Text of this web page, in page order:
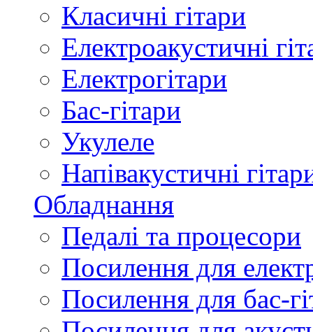
Класичні гітари
Електроакустичні
Електрогітари
Бас-гітари
Укулеле
Напівакустичні
Обладнання
Педалі та процесори
Посилення для
Посилення для бас-